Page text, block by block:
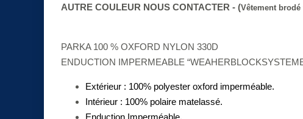
AUTRE COULEUR NOUS CONTACTER - (Vêtement
PARKA 100 % OXFORD NYLON 330D
ENDUCTION IMPERMEABLE “WEAHERBLOCK
Extérieur : 100% polyester oxford imperméable.
Intérieur : 100% polaire matelassé.